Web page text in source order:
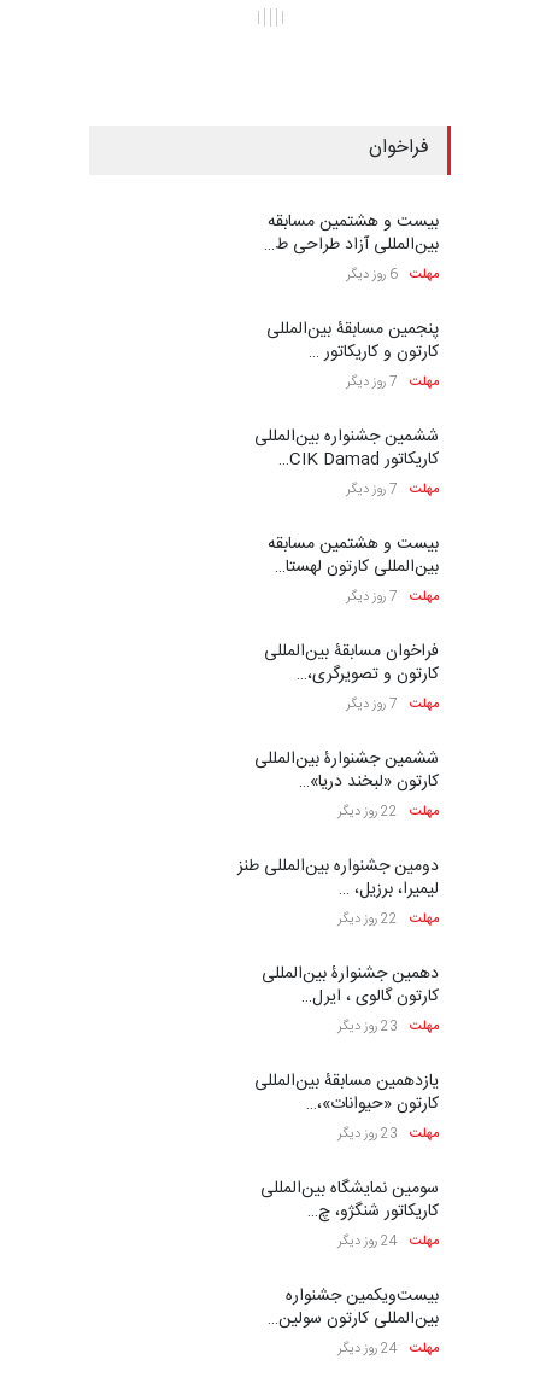
فراخوان
بیست و هشتمین مسابقه
بین‌المللی آزاد طراحی ط…
مهلت 6 روز دیگر
پنجمین مسابقۀ بین‌المللی
کارتون و کاریکاتور …
مهلت 7 روز دیگر
ششمین جشنواره بین‌المللی
کاریکاتور CIK Damad…
مهلت 7 روز دیگر
بیست و هشتمین مسابقه
بین‌المللی کارتون لهستا…
مهلت 7 روز دیگر
فراخوان مسابقۀ بین‌المللی
کارتون و تصویرگری،…
مهلت 7 روز دیگر
ششمین جشنوارۀ بین‌المللی
کارتون «لبخند دریا»…
مهلت 22 روز دیگر
دومین جشنواره بین‌المللی طنز
لیمیرا، برزیل، …
مهلت 22 روز دیگر
دهمین جشنوارۀ بین‌المللی
کارتون گالوی ، ایرل…
مهلت 23 روز دیگر
یازدهمین مسابقۀ بین‌المللی
کارتون «حیوانات»،…
مهلت 23 روز دیگر
سومین نمایشگاه بین‌المللی
کاریکاتور شنگژو، چ…
مهلت 24 روز دیگر
بیست‌و‌یکمین جشنواره
بین‌المللی کارتون سولین…
مهلت 24 روز دیگر